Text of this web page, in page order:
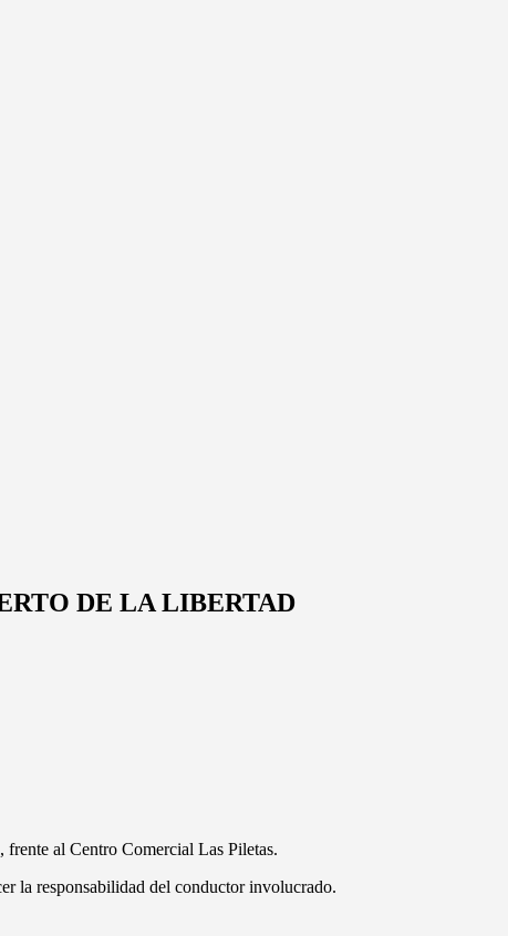
DE LA LIBERTAD
frente al Centro Comercial Las Piletas.
la responsabilidad del conductor involucrado.